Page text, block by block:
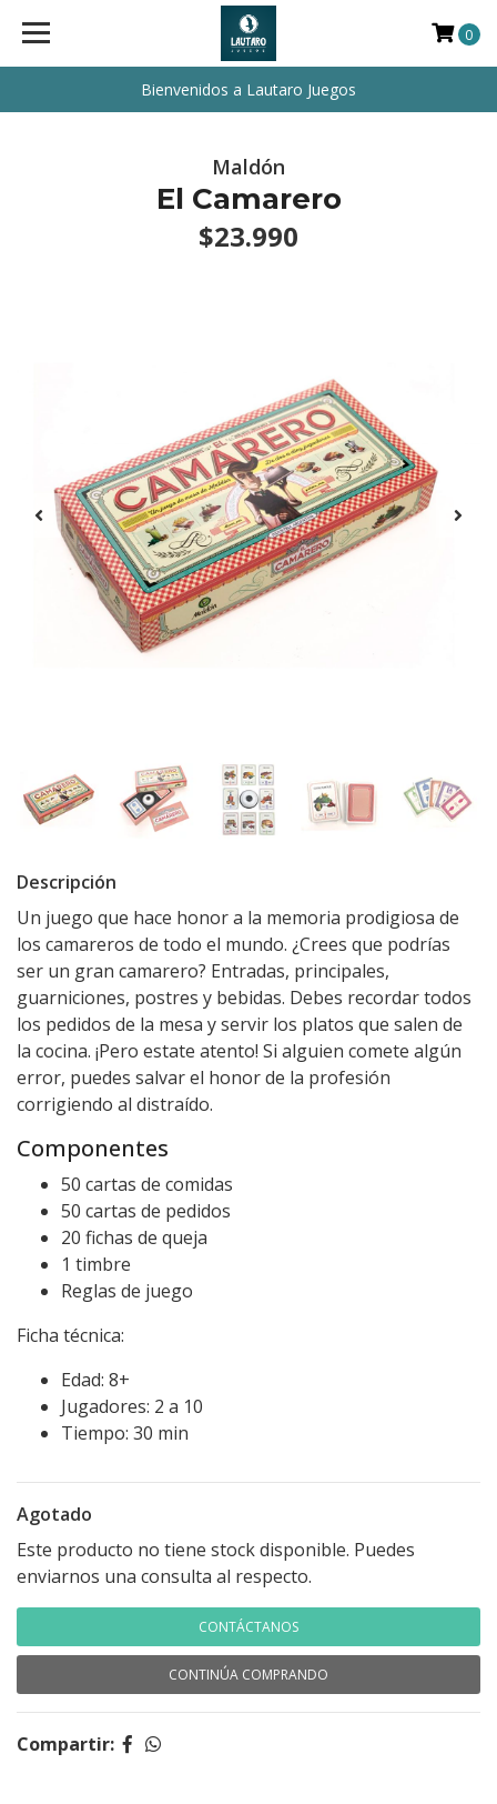
Bienvenidos a Lautaro Juegos
0
Maldón
El Camarero
$23.990
Descripción
Un juego que hace honor a la memoria prodigiosa de
los camareros de todo el mundo. ¿Crees que podrías
ser un gran camarero? Entradas, principales,
guarniciones, postres y bebidas. Debes recordar todos
los pedidos de la mesa y servir los platos que salen de
la cocina. ¡Pero estate atento! Si alguien comete algún
error, puedes salvar el honor de la profesión
corrigiendo al distraído.
Componentes
50 cartas de comidas
50 cartas de pedidos
20 fichas de queja
1 timbre
Reglas de juego
Ficha técnica:
Edad: 8+
Jugadores: 2 a 10
Tiempo: 30 min
Agotado
Este producto no tiene stock disponible. Puedes
enviarnos una consulta al respecto.
CONTÁCTANOS
CONTINÚA COMPRANDO
Compartir: